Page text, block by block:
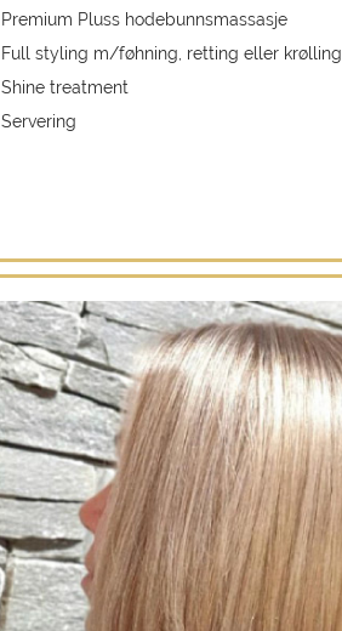
Premium Pluss hodebunnsmassasje
Full styling m/føhning, retting eller krølling
Shine treatment
Servering